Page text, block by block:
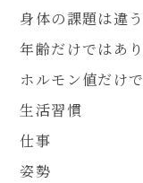
身体の課題は違
年齢だけではあり
ホルモン値だけ
生活習慣
仕事
姿勢